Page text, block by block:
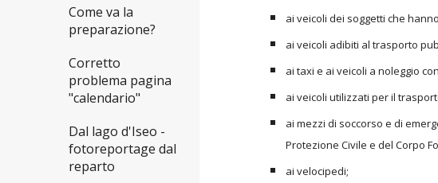
Come va la
preparazione?
Corretto
problema pagina
"calendario"
Dal lago d'Iseo -
fotoreportage dal
reparto
ai veicoli dei soggetti che
ai veicoli adibiti al trasporto
ai taxi e ai veicoli a noleggio
ai veicoli utilizzati per il
ai mezzi di soccorso e di
Protezione Civile e del Corpo
ai velocipedi;